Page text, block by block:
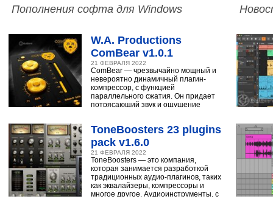
Пополнения софта для Windows
W.A. Productions
ComBear v1.0.1
21 ФЕВРАЛЯ 2022
ComBear — чрезвычайно мощный и
невероятно динамичный плагин-
компрессор, с функцией
параллельного сжатия. Он придает
потрясающий звук и ощущение
ToneBoosters 23 plugins
pack v1.6.0
21 ФЕВРАЛЯ 2022
ToneBoosters — это компания,
которая занимается разработкой
традиционных аудио-плагинов, таких
как эквалайзеры, компрессоры и
многое другое. Аудиоинструменты, с